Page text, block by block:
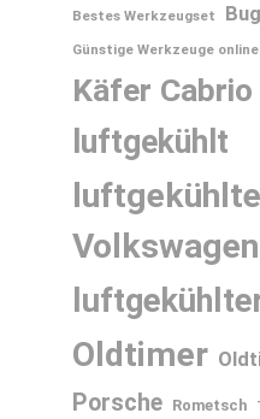
Bestes Werkzeugset
Günstige Werkzeuge
Käfer Cabrio
luftgekühlt
Volkswagen
Oldtimer
Porsche Rometsch